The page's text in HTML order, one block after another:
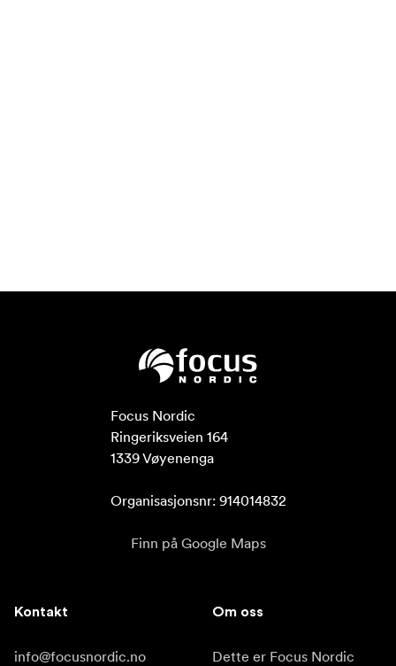
Focus Nordic
Ringeriksveien 164
1339 Vøyenenga
Organisasjonsnr: 914014832
Finn på Google Maps
Kontakt
info@focusnordic.no
Om oss
Dette er Focus Nordic